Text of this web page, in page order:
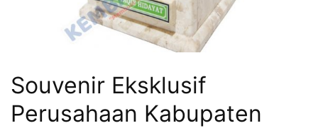
Souvenir Eksklusif
Perusahaan Kabupaten